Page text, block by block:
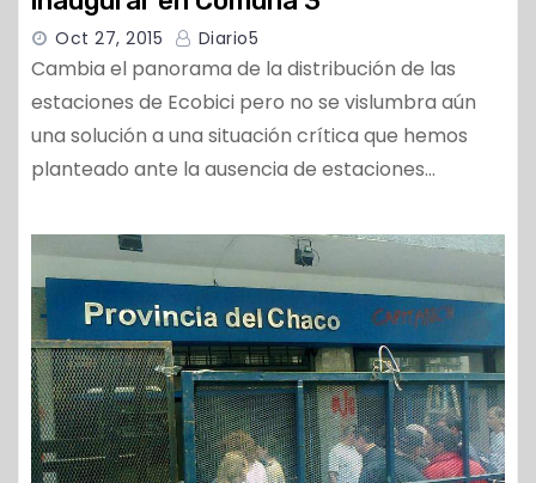
Oct 27, 2015 Diario5
Cambia el panorama de la distribución de las
estaciones de Ecobici pero no se vislumbra aún
una solución a una situación crítica que hemos
planteado ante la ausencia de estaciones…